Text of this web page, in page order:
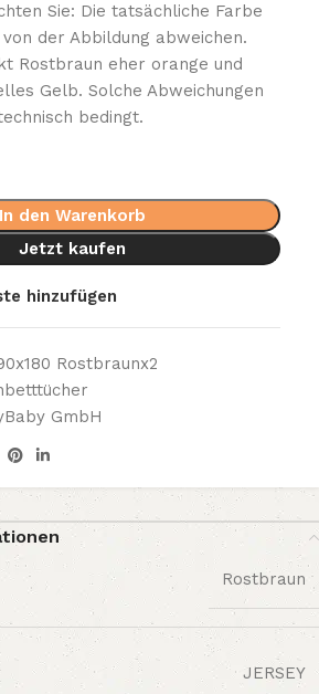
Sie: Die tatsächliche Farbe
der Abbildung abweichen.
Rostbraun eher orange und
Gelb. Solche Abweichungen
bedingt.
In den Warenkorb
Jetzt kaufen
hinzufügen
Rostbraunx2
GmbH
Rostbraun
JERSEY